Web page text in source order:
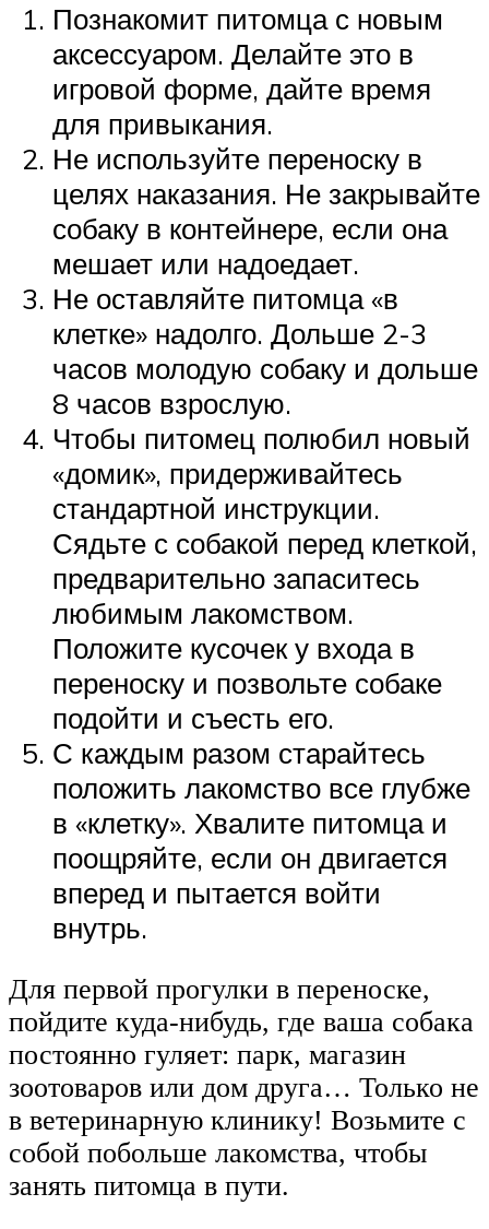
Познакомит питомца с новым
аксессуаром. Делайте это в
игровой форме, дайте время
для привыкания.
Не используйте переноску в
целях наказания. Не закрывайте
собаку в контейнере, если она
мешает или надоедает.
Не оставляйте питомца «в
клетке» надолго. Дольше 2-3
часов молодую собаку и дольше
8 часов взрослую.
Чтобы питомец полюбил новый
«домик», придерживайтесь
стандартной инструкции.
Сядьте с собакой перед клеткой,
предварительно запаситесь
любимым лакомством.
Положите кусочек у входа в
переноску и позвольте собаке
подойти и съесть его.
С каждым разом старайтесь
положить лакомство все глубже
в «клетку». Хвалите питомца и
поощряйте, если он двигается
вперед и пытается войти
внутрь.
Для первой прогулки в переноске,
пойдите куда-нибудь, где ваша собака
постоянно гуляет: парк, магазин
зоотоваров или дом друга… Только не
в ветеринарную клинику! Возьмите с
собой побольше лакомства, чтобы
занять питомца в пути.